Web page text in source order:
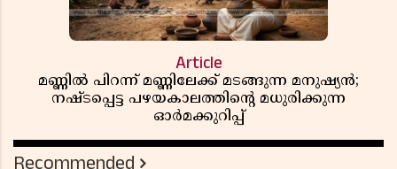
Article
മണ്ണിൽ പിറന്ന് മണ്ണിലേക്ക് മടങ്ങുന്ന മനുഷ്യൻ;
നഷ്ടപ്പെട്ട പഴയകാലത്തിൻ്റെ മധുരിക്കുന്ന
ഓർമക്കുറിപ്പ്
Recommended